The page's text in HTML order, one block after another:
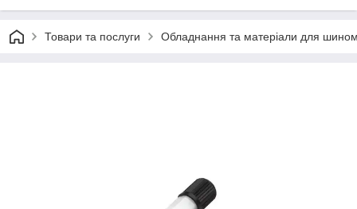
Товари та послуги Обладнання та матеріали для